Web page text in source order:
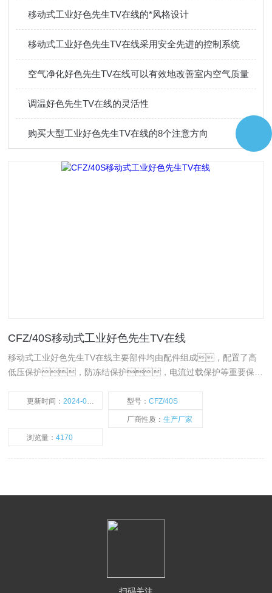
移动式工业好色先生TV在线的*风格设计
移动式工业好色先生TV在线采用安全先进的控制系统
空气净化好色先生TV在线可以有效地改善室内空气质量
调温好色先生TV在线的灵活性
购买大型工业好色先生TV在线的8个注意方向
CFZ/40S移动式工业好色先生TV在线
移动式工业好色先生TV在线主要部件均由配件组成，配置了高
低压保护，防冻结保护，电流过载保护等重要保护
定。热交换器经进口加工设备精心制造，换热效率
高，结构紧凑，因而运行震动小，噪音
更新时间：2024-05-05 型号： CFZ/40S
厂商性质： 生产厂家
浏览量：4170